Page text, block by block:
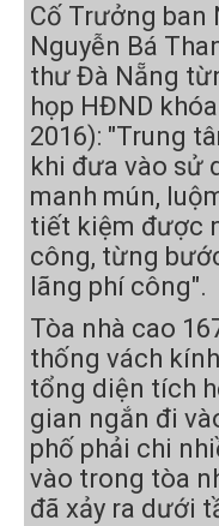
Cố Trưởng ban
Nguyễn Bá
thư Đà Nẵng
họp HĐND
2016): "Trung
khi đưa vào sử
manh mún,
tiết kiệm được
công, từng
lãng phí công".
Tòa nhà cao
thống vách
tổng diện tích
gian ngắn đi
phố phải chi
vào trong tòa
đã xảy ra dưới